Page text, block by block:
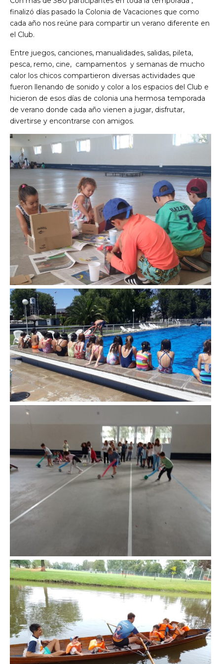
finalizó días pasado la Colonia de Vacaciones que como
cada año nos reúne para compartir un verano diferente en
el Club.
Entre juegos, canciones, manualidades, salidas, pileta,
pesca, remo, cine, campamentos y semanas de mucho
calor los chicos compartieron diversas actividades que
fueron llenando de sonido y color a los espacios del Club e
hicieron de esos días de colonia una hermosa temporada
de verano donde cada año vienen a jugar, disfrutar,
divertirse y encontrarse con amigos.